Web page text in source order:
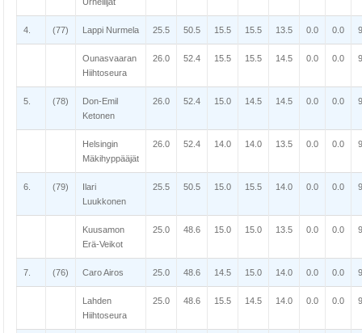
4. (77) Lappi Nurmela 25.5 50.5 15.5 15.5 13.5 0.0 0.0
Ounasvaaran
Hiihtoseura
26.0 52.4 15.5 15.5 14.5 0.0 0.0
5. (78)
Don-Emil
Ketonen
26.0 52.4 15.0 14.5 14.5 0.0 0.0
Helsingin
Mäkihyppääjät
26.0 52.4 14.0 14.0 13.5 0.0 0.0
6. (79)
Ilari
Luukkonen
25.5 50.5 15.0 15.5 14.0 0.0 0.0
Kuusamon
Erä-Veikot
25.0 48.6 15.0 15.0 13.5 0.0 0.0
7. (76) Caro Airos 25.0 48.6 14.5 15.0 14.0 0.0 0.0
Lahden
Hiihtoseura
25.0 48.6 15.5 14.5 14.0 0.0 0.0